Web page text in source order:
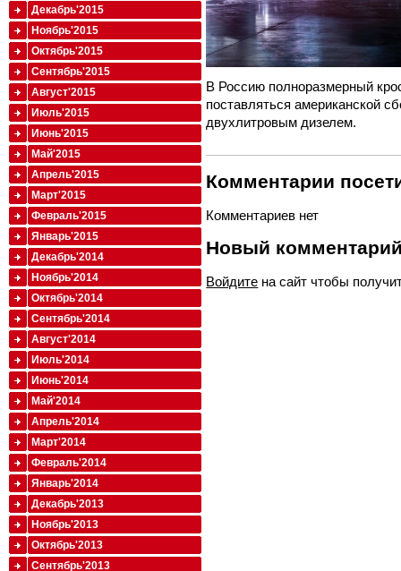
В Россию полноразмерный
поставляться американской
двухлитровым дизелем.
Комментарии
Комментариев нет
Новый
Войдите на сайт чтобы
Декабрь'2015
Ноябрь'2015
Октябрь'2015
Сентябрь'2015
Август'2015
Июль'2015
Июнь'2015
Май'2015
Апрель'2015
Март'2015
Февраль'2015
Январь'2015
Декабрь'2014
Ноябрь'2014
Октябрь'2014
Сентябрь'2014
Август'2014
Июль'2014
Июнь'2014
Май'2014
Апрель'2014
Март'2014
Февраль'2014
Январь'2014
Декабрь'2013
Ноябрь'2013
Октябрь'2013
Сентябрь'2013